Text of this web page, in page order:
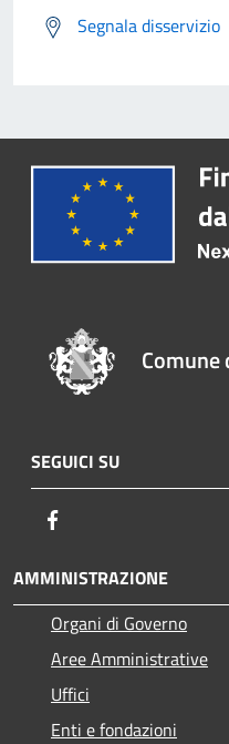
Segnala disservizio
SEGUICI SU
AMMINISTRAZIONE
Organi di Governo
Aree Amministrative
Uffici
Enti e fondazioni